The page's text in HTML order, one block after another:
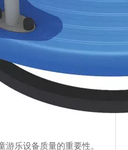
乐设备质量的重要性。